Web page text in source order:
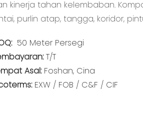
kinerja tahan kelembaban.
purlin atap, tangga, koridor,
50 Meter Persegi
T/T
Asal: Foshan, Cina
EXW / FOB / C&F / CIF